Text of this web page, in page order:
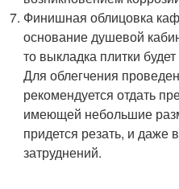
Финишная облицовка
основание душевой
то выкладка плитки
Для облегчения
рекомендуется отдать
имеющей небольшие
придется резать, и даже
затруднений.